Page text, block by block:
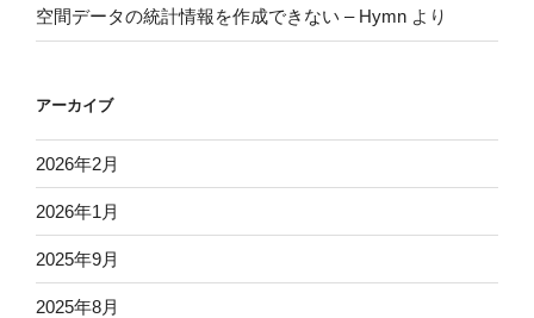
空間データの統計情報を作成できない – Hymn より
アーカイブ
2026年2月
2026年1月
2025年9月
2025年8月